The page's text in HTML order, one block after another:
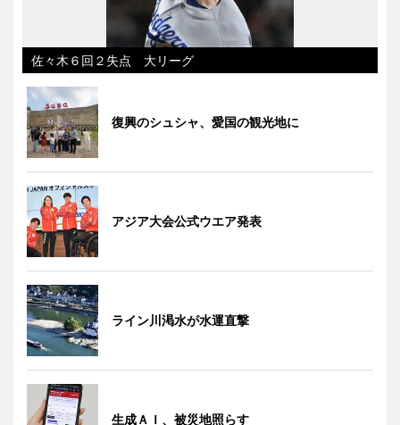
佐々木６回２失点 大リーグ
復興のシュシャ、愛国の観光地に
アジア大会公式ウエア発表
ライン川渇水が水運直撃
生成ＡＩ、被災地照らす